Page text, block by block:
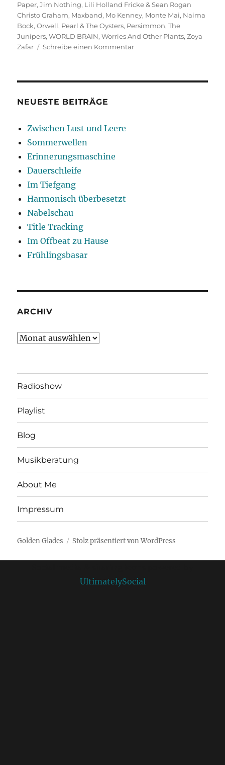
Paper,Jim Nothing, Lili Holland Fricke & Sean Rogan
Christo Graham, Maxband, Mo Kenney, Monte Mai, Naima
Bock,Orwell, Pearl & The Oysters, Persimmon,The
Junipers,WORLD BRAIN,Worries And Other Plants,Zoya
Zafar
Schreibe einen Kommentarzu
NEUESTE BEITRÄGE
Zwischen Lust und Leere
Sommerwellen
Erinnerungsmaschine
Dauerschleife
Im Tiefgang
Harmonisch überbesetzt
Nabelschau
Title Tracking
Im Offbeat zu Hause
Frühlingsbasar
ARCHIV
Archiv
Radioshow
Playlist
Blog
Musikberatung
About Me
Impressum
Golden Glades Stolz präsentiert von WordPress
UltimatelySocial